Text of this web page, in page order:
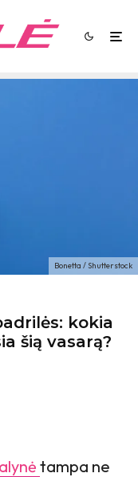
Bonetta / Shutterstock
kokia
šią vasarą?
tampa ne